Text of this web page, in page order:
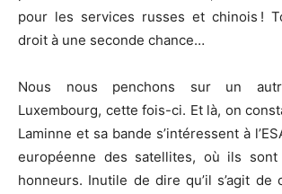
pour les services russes et chinois !
droit à une seconde chance…
Nous nous penchons sur un
Luxembourg, cette fois-ci. Et là, on
Laminne et sa bande s’intéressent à
européenne des satellites, où ils
honneurs. Inutile de dire qu’il s’agit de